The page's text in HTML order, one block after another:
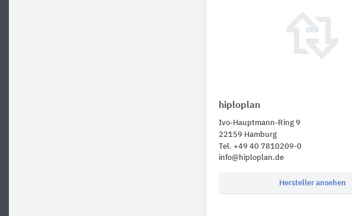
hiploplan
Ivo-Hauptmann-Ring 9
22159 Hamburg
Tel. +49 40 7810209-0
info@hiploplan.de
Hersteller ansehen